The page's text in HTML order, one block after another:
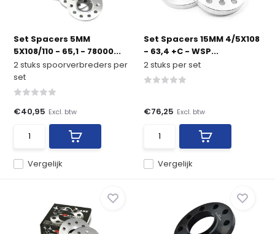
Set Spacers 5MM
5X108/110 - 65,1 - 78000...
2 stuks spoorverbreders per
set
Vergelijk
€40,95 Excl. btw
Set Spacers 15MM 4/5X108
- 63,4 +C - WSP...
2 stuks per set
Vergelijk
€76,25 Excl. btw